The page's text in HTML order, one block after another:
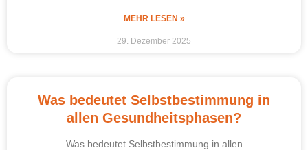
MEHR LESEN »
29. Dezember 2025
Was bedeutet Selbstbestimmung in
allen Gesundheitsphasen?
Was bedeutet Selbstbestimmung in allen